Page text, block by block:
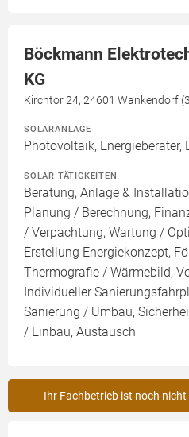
Böckmann
KG
Kirchtor 24, 24601 Wankendorf
SOLARANLAGE
Photovoltaik, Energieberater,
SOLAR TÄTIGKEITEN
Beratung, Anlage &
Planung / Berechnung,
/ Verpachtung, Wartung /
Erstellung Energiekonzept,
Thermografie / Wärmebild,
Individueller
Sanierung / Umbau,
/ Einbau, Austausch
Ihr Fachbetrieb ist noch